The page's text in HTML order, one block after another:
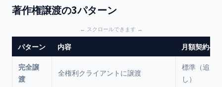
著作権譲渡の3パターン
パターン 内容 月額契約へ
完全譲
渡
全権利クライアントに譲渡
標準（追加
し）